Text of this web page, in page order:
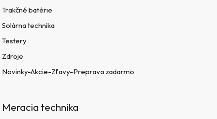
Trakčné batérie
Solárna technika
Testery
Zdroje
Novinky-Akcie-Zľavy-Preprava zadarmo
Meracia technika